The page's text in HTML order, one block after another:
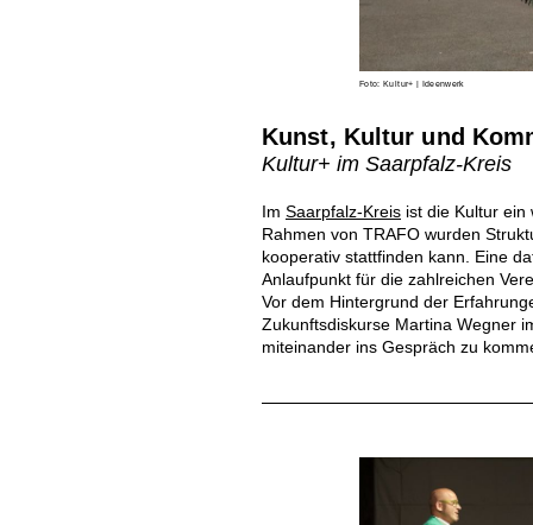
Foto: Kultur+ | Ideenwerk
Kunst, Kultur und
Kultur+ im Saarpfalz-Kreis
Im Saarpfalz-Kreis ist die Kultur ein
Rahmen von TRAFO wurden
kooperativ stattfinden kann. Eine
Anlaufpunkt für die zahlreichen
Vor dem Hintergrund der
Zukunftsdiskurse Martina Wegner
miteinander ins Gespräch zu